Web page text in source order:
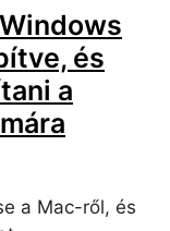
és
a
a Mac-ről, és